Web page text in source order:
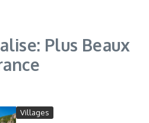
Plus Beaux
Villages